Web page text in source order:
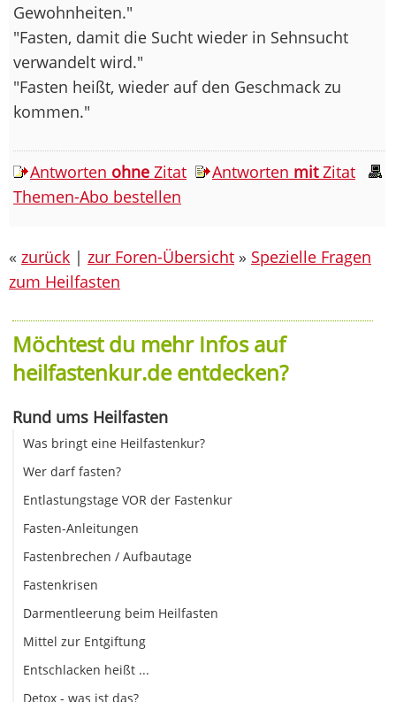
Gewohnheiten."
"Fasten, damit die Sucht wieder in Sehnsucht
verwandelt wird."
"Fasten heißt, wieder auf den Geschmack zu
kommen."
Antworten ohne Zitat Antworten mitZitat
Themen-Abo bestellen
« zurück | zur Foren-Übersicht » Spezielle Fragen
zum Heilfasten
Möchtest du mehr Infos auf
heilfastenkur.de entdecken?
Rund ums Heilfasten
Was bringt eine Heilfastenkur?
Wer darf fasten?
Entlastungstage VOR der Fastenkur
Fasten-Anleitungen
Fastenbrechen / Aufbautage
Fastenkrisen
Darmentleerung beim Heilfasten
Mittel zur Entgiftung
Entschlacken heißt ...
Detox - was ist das?